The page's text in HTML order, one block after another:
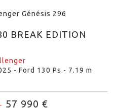
BREAK EDITION
- Ford 130 Ps - 7.19 m
57 990 €